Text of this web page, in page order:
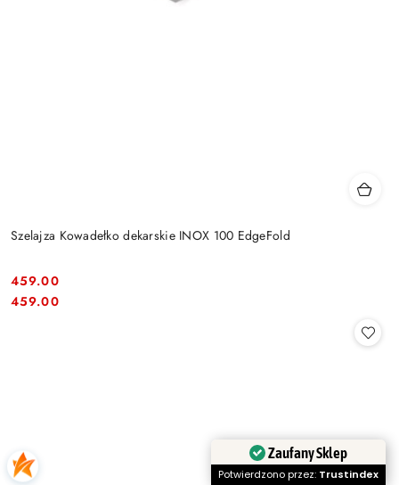
Szelajza Kowadełko dekarskie INOX 100 EdgeFold
Cena:
459.00
Cena:
459.00
Zaufany Sklep
Potwierdzono przez: Trustindex